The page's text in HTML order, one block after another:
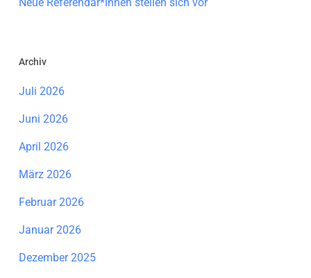
Archiv
Juli 2026
Juni 2026
April 2026
März 2026
Februar 2026
Januar 2026
Dezember 2025